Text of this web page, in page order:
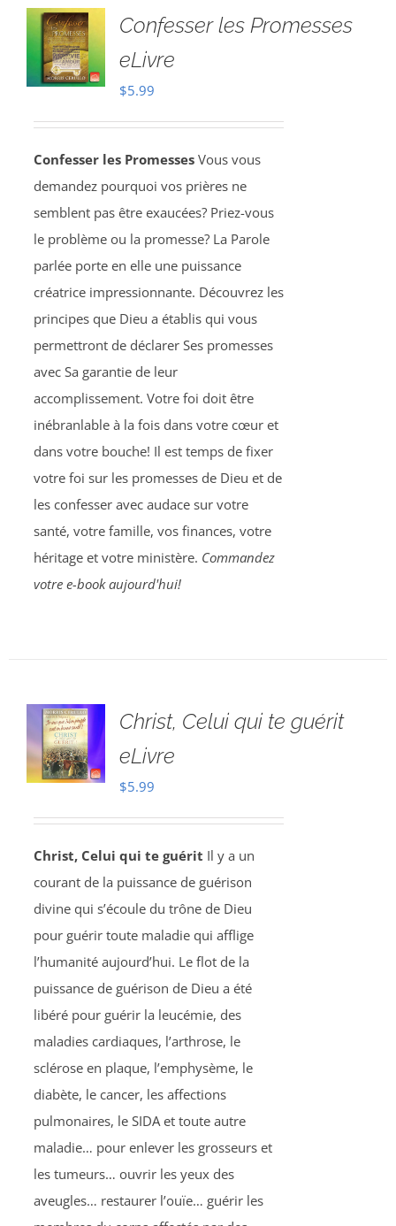
Confesser les Promesses
eLivre
$5.99
Confesser les Promesses Vous vous
demandez pourquoi vos prières ne
semblent pas être exaucées? Priez-vous
le problème ou la promesse? La Parole
parlée porte en elle une puissance
créatrice impressionnante. Découvrez les
principes que Dieu a établis qui vous
permettront de déclarer Ses promesses
avec Sa garantie de leur
accomplissement. Votre foi doit être
inébranlable à la fois dans votre cœur et
dans votre bouche! Il est temps de fixer
votre foi sur les promesses de Dieu et de
les confesser avec audace sur votre
santé, votre famille, vos finances, votre
héritage et votre ministère. Commandez
votre e-book aujourd'hui!
Christ, Celui qui te guérit
eLivre
$5.99
Christ, Celui qui te guérit Il y a un
courant de la puissance de guérison
divine qui s’écoule du trône de Dieu
pour guérir toute maladie qui afflige
l’humanité aujourd’hui. Le flot de la
puissance de guérison de Dieu a été
libéré pour guérir la leucémie, des
maladies cardiaques, l’arthrose, le
sclérose en plaque, l’emphysème, le
diabète, le cancer, les affections
pulmonaires, le SIDA et toute autre
maladie… pour enlever les grosseurs et
les tumeurs… ouvrir les yeux des
aveugles… restaurer l’ouïe… guérir les